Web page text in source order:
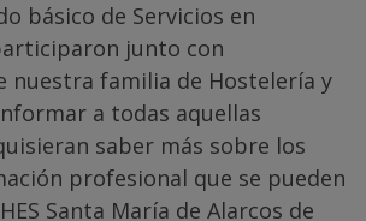
básico de Servicios en
junto con
nuestra familia de Hostelería y
a todas aquellas
saber más sobre los
profesional que se pueden
Santa María de Alarcos de